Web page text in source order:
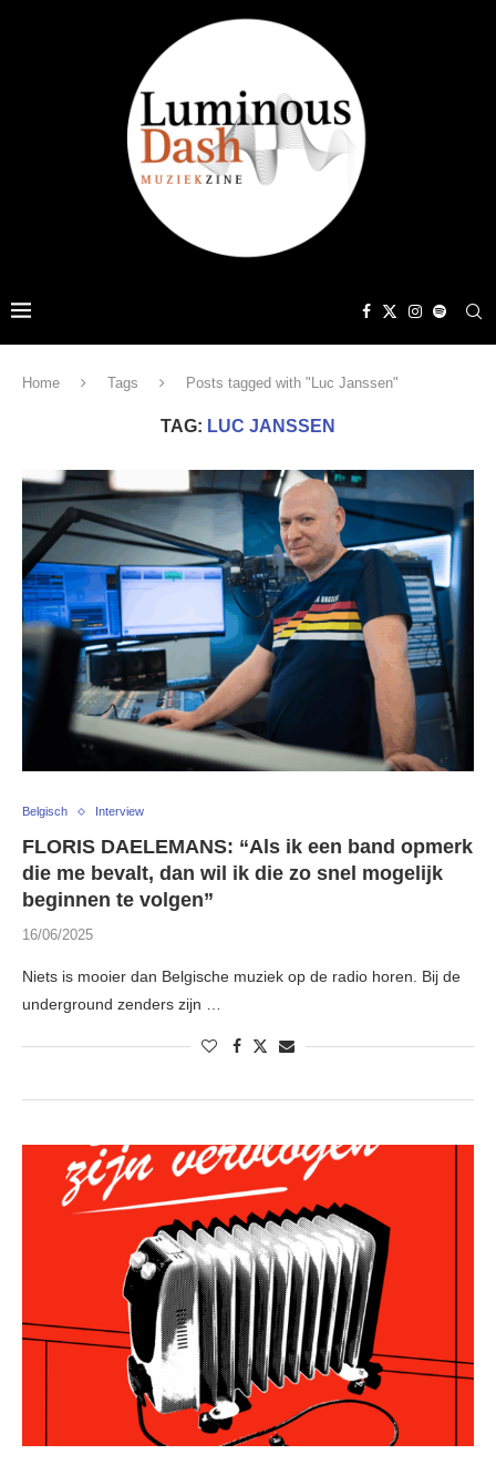
Home Tags Posts tagged with "Luc Janssen"
TAG: LUC JANSSEN
Belgisch Interview
FLORIS DAELEMANS: “Als ik een band opmerk
die me bevalt, dan wil ik die zo snel mogelijk
beginnen te volgen”
16/06/2025
Niets is mooier dan Belgische muziek op de radio horen. Bij de
underground zenders zijn …